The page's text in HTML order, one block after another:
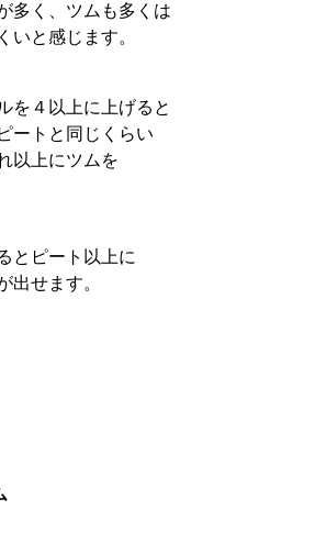
多く、ツムも多くは
いと感じます。
を４以上に上げると
ートと同じくらい
以上にツムを
とピート以上に
出せます。